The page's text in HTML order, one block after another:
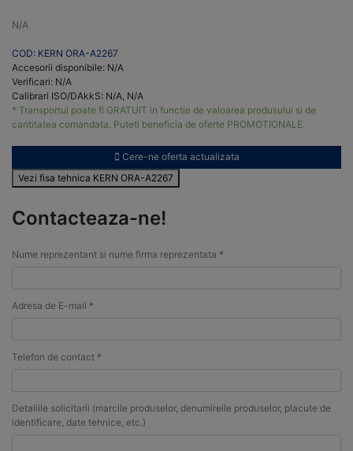
N/A
COD: KERN ORA-A2267
Accesorii disponibile: N/A
Verificari: N/A
Calibrari ISO/DAkkS: N/A, N/A
* Transportul poate fi GRATUIT in functie de valoarea produsului si de
cantitatea comandata. Puteti beneficia de oferte PROMOTIONALE.
Cere-ne oferta actualizata
Vezi fisa tehnica KERN ORA-A2267
Contacteaza-ne!
Nume reprezentant si nume firma reprezentata *
Adresa de E-mail *
Telefon de contact *
Detaliile solicitarii (marcile produselor, denumireile produselor, placute de
identificare, date tehnice, etc.)